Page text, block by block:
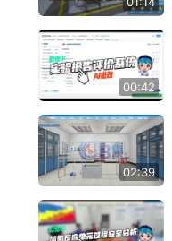
00:42
02:39